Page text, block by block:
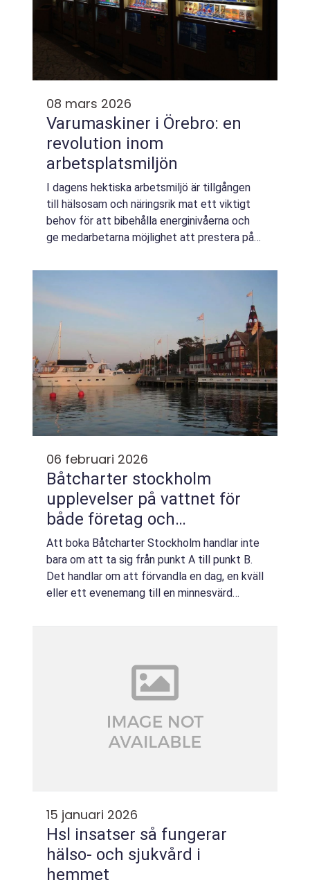
08 mars 2026
Varumaskiner i Örebro: en
revolution inom
arbetsplatsmiljön
I dagens hektiska arbetsmiljö är tillgången
till hälsosam och näringsrik mat ett viktigt
behov för att bibehålla energinivåerna och
ge medarbetarna möjlighet att prestera på
av denna lösning och erbjuder bå...
06 februari 2026
Båtcharter stockholm
upplevelser på vattnet för
både företag och
privatpersoner
Att boka Båtcharter Stockholm handlar inte
bara om att ta sig från punkt A till punkt B.
Det handlar om att förvandla en dag, en kväll
eller ett evenemang till en minnesvärd
15 januari 2026
Hsl insatser så fungerar
hälso- och sjukvård i
hemmet